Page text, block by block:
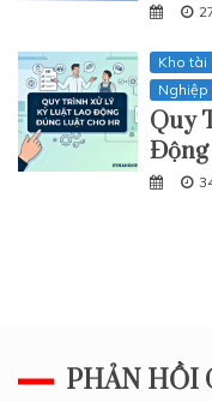
Kho tài
Nghiệp
Quy
Động
PHẢN HỒI